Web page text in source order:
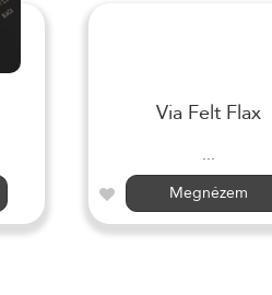
Via Felt Flax
...
Megnézem